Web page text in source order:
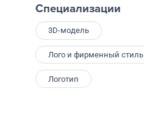
Специализации
3D-модель
Лого и фирменный стиль
Логотип